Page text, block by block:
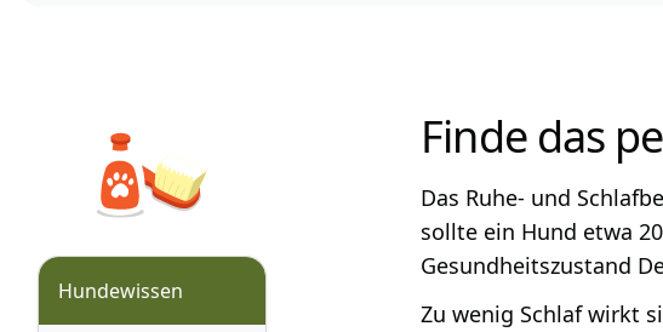
Hundewissen
Finde das
Das Ruhe- und
sollte ein Hund etwa
Gesundheitszustand
Zu wenig Schlaf wirkt